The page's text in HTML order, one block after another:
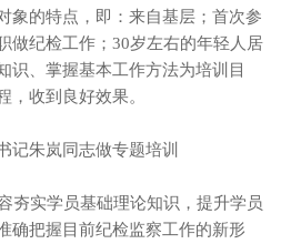
象的特点，即：来自基层；首次参
做纪检工作；30岁左右的年轻人居
识、掌握基本工作方法为培训目
，收到良好效果。
记朱岚同志做专题培训
夯实学员基础理论知识，提升学员
确把握目前纪检监察工作的新形